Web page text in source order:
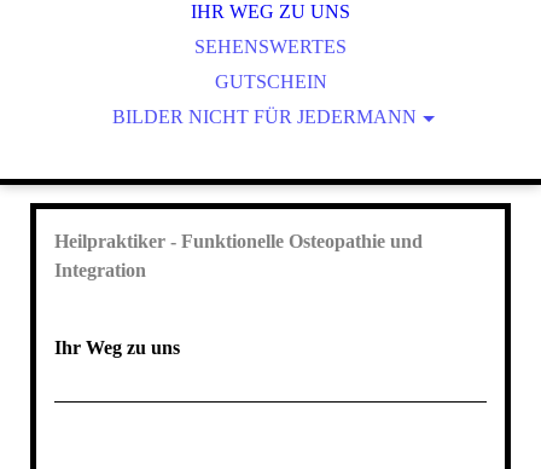
CRANIOSAKRALE THERAPIE
FOI
KINESIOTAPING
NEURALTHERAPIE
SCHRÖPFKOPFBEHANDLUNG
IHR WEG ZU UNS
SEHENSWERTES
GUTSCHEIN
BILDER NICHT FÜR JEDERMANN
BILDANFORDERUNG BLUTEGEL FOTOS/
Heilpraktiker - Funktionelle Osteopathie und
Integration
Ihr Weg zu uns